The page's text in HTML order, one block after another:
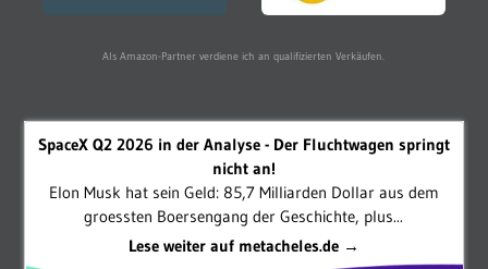
Als Amazon-Partner verdiene ich an qualifizierten Verkäufen.
SpaceX Q2 2026 in der Analyse - Der Fluchtwagen springt
nicht an!
Elon Musk hat sein Geld: 85,7 Milliarden Dollar aus dem
groessten Boersengang der Geschichte, plus...
Lese weiter auf metacheles.de →